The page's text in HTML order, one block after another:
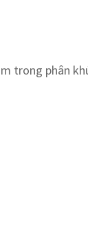
trong phân